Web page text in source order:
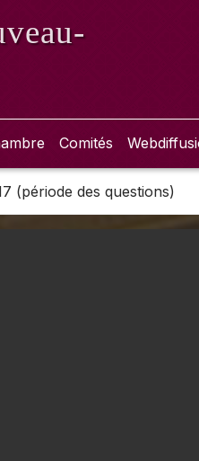
Comités
(période des questions)